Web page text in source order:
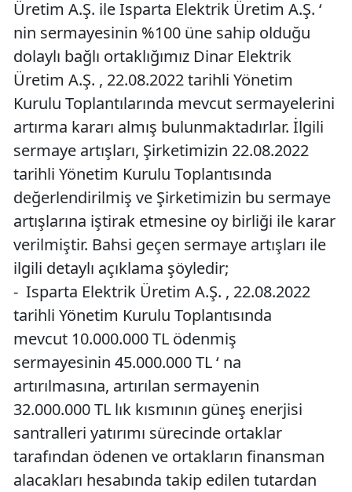
Üretim A.Ş. ile Isparta Elektrik Üretim A.Ş. ‘
nin sermayesinin %100 üne sahip olduğu
dolaylı bağlı ortaklığımız Dinar Elektrik
Üretim A.Ş. , 22.08.2022 tarihli Yönetim
Kurulu Toplantılarında mevcut sermayelerini
artırma kararı almış bulunmaktadırlar. İlgili
sermaye artışları, Şirketimizin 22.08.2022
tarihli Yönetim Kurulu Toplantısında
değerlendirilmiş ve Şirketimizin bu sermaye
artışlarına iştirak etmesine oy birliği ile karar
verilmiştir. Bahsi geçen sermaye artışları ile
ilgili detaylı açıklama şöyledir;
- Isparta Elektrik Üretim A.Ş. , 22.08.2022
tarihli Yönetim Kurulu Toplantısında
mevcut 10.000.000 TL ödenmiş
sermayesinin 45.000.000 TL ‘ na
artırılmasına, artırılan sermayenin
32.000.000 TL lık kısmının güneş enerjisi
santralleri yatırımı sürecinde ortaklar
tarafından ödenen ve ortakların finansman
alacakları hesabında takip edilen tutardan